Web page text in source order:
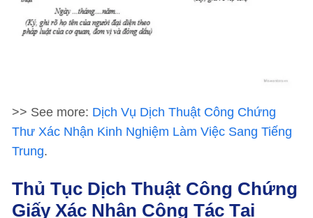
>> See more: Dịch Vụ Dịch Thuật Công Chứng
Thư Xác Nhận Kinh Nghiệm Làm Việc Sang Tiếng
Trung.
Thủ Tục Dịch Thuật Công Chứng
Giấy Xác Nhận Công Tác Tại